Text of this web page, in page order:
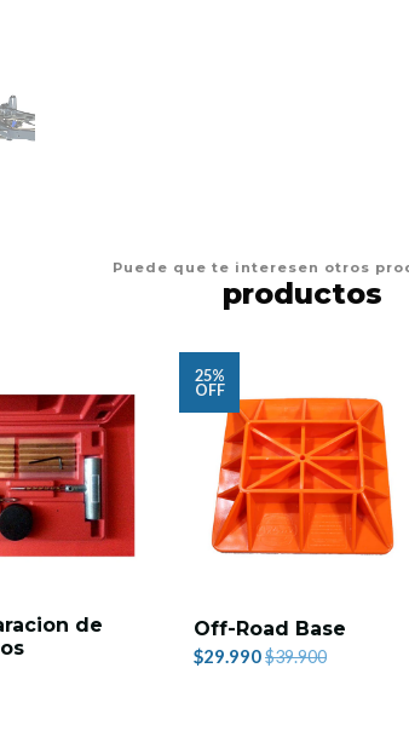
Puede que te interesen otros
productos
de
25%
OFF
Off-Road Base
$29.990$39.900